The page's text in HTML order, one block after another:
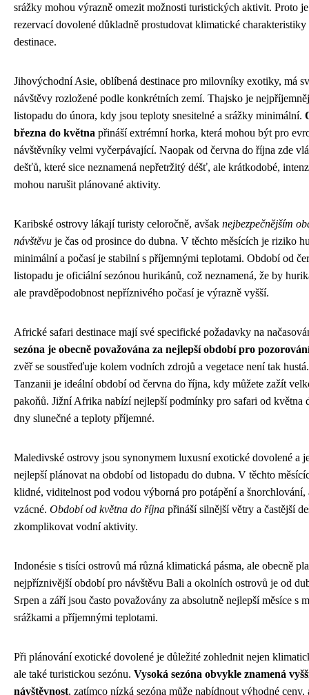
srážky mohou výrazně omezit možnosti turistických aktivit. Proto
rezervací dovolené důkladně prostudovat klimatické charakteristiky
destinace.
Jihovýchodní Asie, oblíbená destinace pro milovníky exotiky, má
návštěvy rozložené podle konkrétních zemí. Thajsko je
listopadu do února, kdy jsou teploty snesitelné a srážky minimální.
března do května přináší extrémní horka, která mohou být pro
návštěvníky velmi vyčerpávající. Naopak od června do října zde
dešťů, které sice neznamená nepřetržitý déšť, ale krátkodobé,
mohou narušit plánované aktivity.
Karibské ostrovy lákají turisty celoročně, avšak nejbezpečnějším
návštěvu je čas od prosince do dubna. V těchto měsících je riziko
minimální a počasí je stabilní s příjemnými teplotami. Období od
listopadu je oficiální sezónou hurikánů, což neznamená, že by
ale pravděpodobnost nepříznivého počasí je výrazně vyšší.
Africké safari destinace mají své specifické požadavky na
sezóna je obecně považována za nejlepší období pro
zvěř se soustřeďuje kolem vodních zdrojů a vegetace není tak
Tanzanii je ideální období od června do října, kdy můžete zažít
pakoňů. Jižní Afrika nabízí nejlepší podmínky pro safari od května
dny slunečné a teploty příjemné.
Maledivské ostrovy jsou synonymem luxusní exotické dovolené a
nejlepší plánovat na období od listopadu do dubna. V těchto
klidné, viditelnost pod vodou výborná pro potápění a šnorchlování,
vzácné. Období od května do října přináší silnější větry a častější
zkomplikovat vodní aktivity.
Indonésie s tisíci ostrovů má různá klimatická pásma, ale obecně
nejpříznivější období pro návštěvu Bali a okolních ostrovů je od
Srpen a září jsou často považovány za absolutně nejlepší měsíce s
srážkami a příjemnými teplotami.
Při plánování exotické dovolené je důležité zohlednit nejen
ale také turistickou sezónu. Vysoká sezóna obvykle znamená
návštěvnost, zatímco nízká sezóna může nabídnout výhodné ceny,